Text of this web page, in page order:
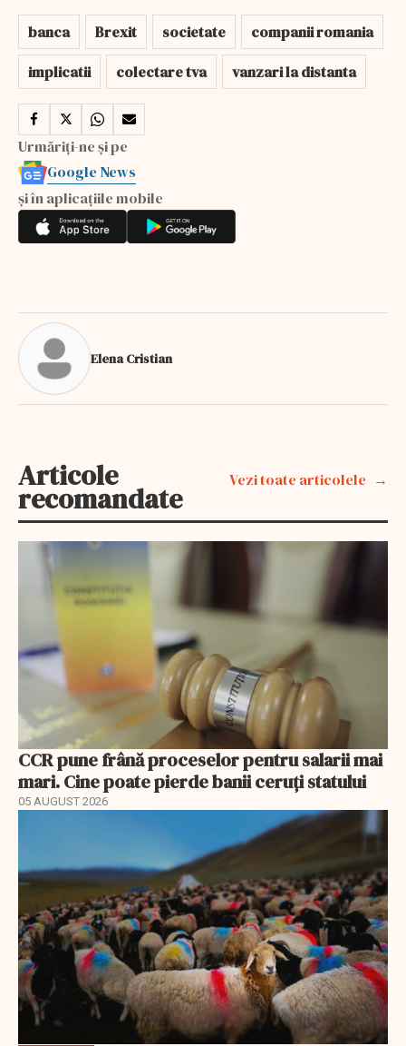
banca Brexit societate
companii romania
implicatii
colectare tva vanzari la distanta
Urmăriți-ne și pe
Google News
și în aplicațiile mobile
Elena Cristian
Articole
recomandate
Vezi toate articolele
CCR pune frână proceselor pentru salarii mai
mari. Cine poate pierde banii ceruți statului
05 AUGUST 2026